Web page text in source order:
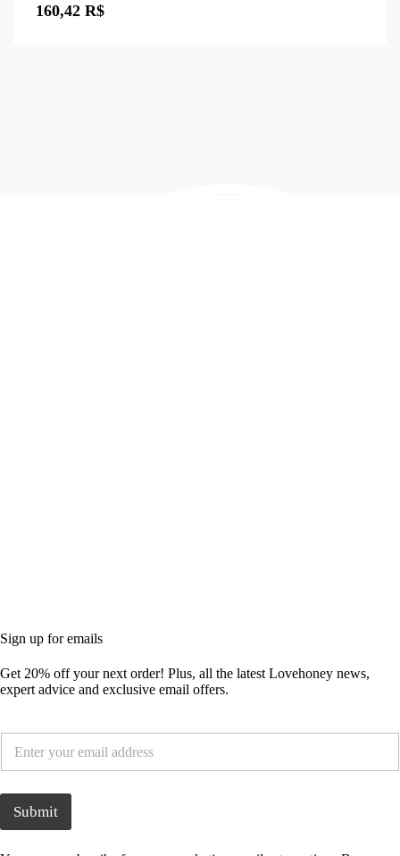
0
de
160,42 R$
Sign up for emails
Get 20% offyour next order! Plus, all the latest Lovehoney news,
expert advice and exclusive email offers.
Submit